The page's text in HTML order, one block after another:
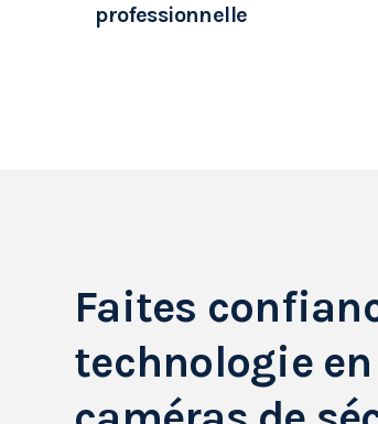
professionnelle
Faites
technologie